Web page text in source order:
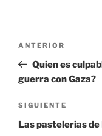
entradas
Entrada
anterior:
ANTERIOR
Quien es
guerra con Gaza?
Siguiente
entrada
SIGUIENTE